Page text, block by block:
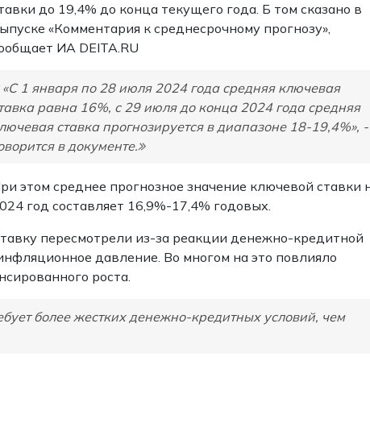
до 19,4% до конца текущего года. Б том сказано в
«Комментария к среднесрочному прогнозу»,
ИА DEITA.RU
«С 1 января по 28 июля 2024 года средняя ключевая
равна 16%, с 29 июля до конца 2024 года средняя
ставка прогнозируется в диапазоне 18-19,4%», -
в документе.
этом среднее прогнозное значение ключевой ставки
год составляет 16,9%-17,4% годовых.
пересмотрели из-за реакции денежно-кредитной
давление. Во многом на это повлияло
роста.
более жестких денежно-кредитных условий, чем